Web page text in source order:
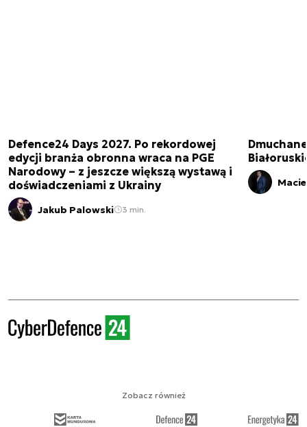
Defence24 Days 2027. Po rekordowej
edycji branża obronna wraca na PGE
Narodowy – z jeszcze większą wystawą i
doświadczeniami z Ukrainy
Jakub Palowski 3 min.
Zobacz również